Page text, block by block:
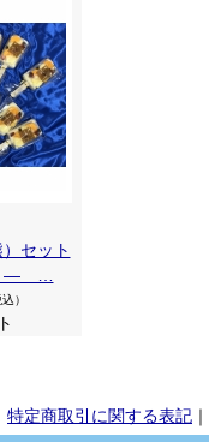
セット
― …
）
特定商取引に関する表記 ｜